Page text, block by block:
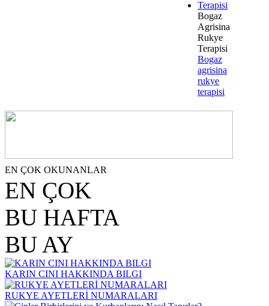
Bogaz
Agrisina
Rukye
Terapisi
Bogaz
agrisina
rukye
terapisi
EN ÇOK OKUNANLAR
EN ÇOK
BU HAFTA
BU AY
KARIN CINI HAKKINDA BILGI
RUKYE AYETLERİ NUMARALARI